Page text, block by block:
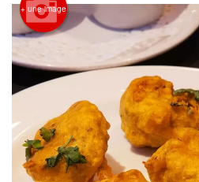
Panier (0)
+ une image